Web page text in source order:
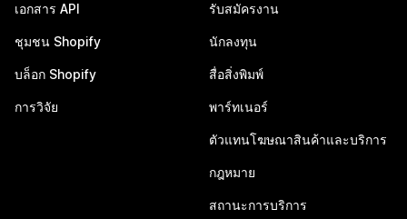
เอกสาร API
ชุมชน Shopify
บล็อก Shopify
การวิจัย
รับสมัครงาน
นักลงทุน
สื่อสิ่งพิมพ์
พาร์ทเนอร์
ตัวแทนโฆษณาสินค้าและบริการ
กฎหมาย
สถานะการบริการ